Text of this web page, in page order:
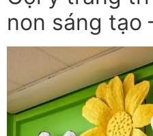
non sáng tạo